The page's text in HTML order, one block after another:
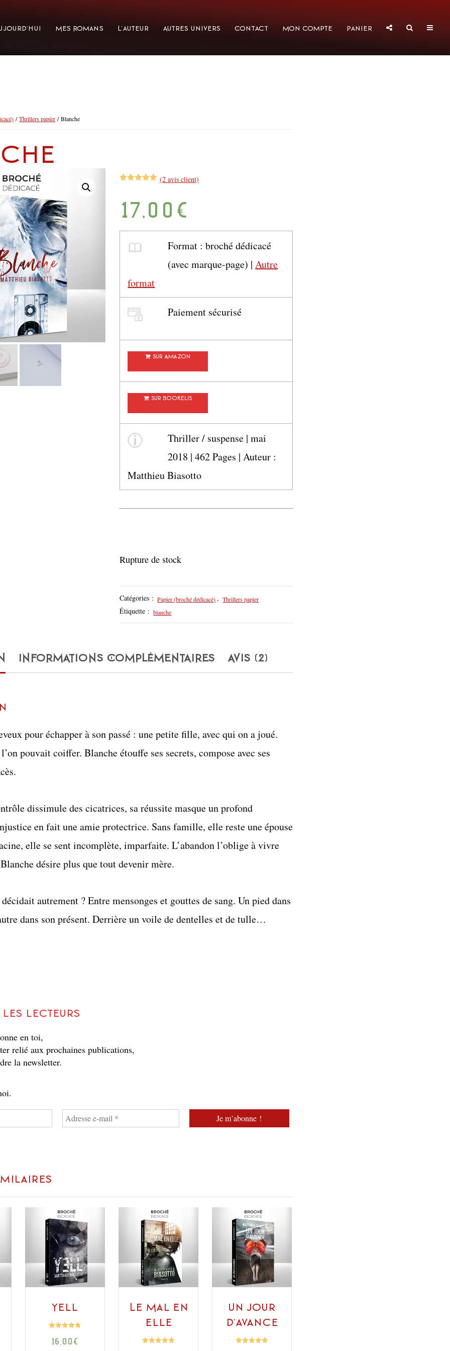
Mes Romans L’auteur Autres Univers Contact Mon compte Panier
/Thrillers papier / Blanche
basé sur
notations
client
(2 avis client)
17,00 €
Format : broché dédicacé
(avec marque-page) |Autre
format
Paiement sécurisé
Sur Amazon
Sur Bookelis
Thriller / suspense | mai
2018 | 462 Pages | Auteur :
Matthieu Biasotto
Rupture de stock
Catégories : Papier (broché dédicacé) , Thrillers papier
Étiquette : blanche
INFORMATIONS COMPLÉMENTAIRES AVIS (2)
pour échapper à son passé : une petite fille, avec qui on a joué.
pouvait coiffer. Blanche étouffe ses secrets, compose avec ses
dissimule des cicatrices, sa réussite masque un profond
en fait une amie protectrice. Sans famille, elle reste une épouse
elle se sent incomplète, imparfaite. L’abandon l’oblige à vivre
Blanche désire plus que tout devenir mère.
autrement ? Entre mensonges et gouttes de sang. Un pied dans
dans son présent. Derrière un voile de dentelles et de tulle…
les lecteurs
en toi,
relié aux prochaines publications,
la newsletter.
Yell
4.78
sur 5
16,00 €
Le Mal en
elle
Un jour
d’avance